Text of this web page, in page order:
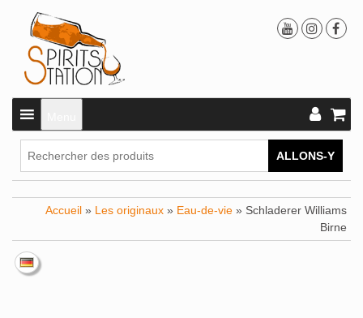
ALLONS-Y
Accueil » Les originaux » Eau-de-vie » Schladerer Williams
Birne